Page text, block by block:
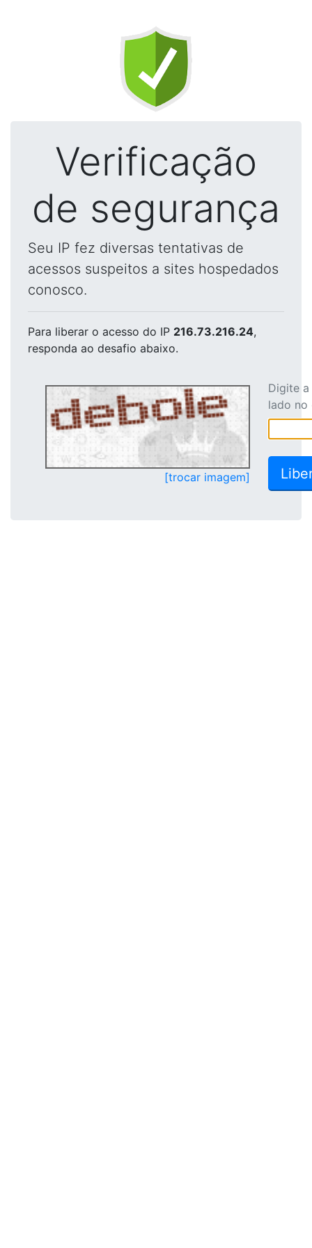
Verificação
de segurança
Seu IP fez diversas tentativas de
acessos suspeitos a sites hospedados
conosco.
Para liberar o acesso do IP 216.73.216.24,
responda ao desafio abaixo.
[trocar imagem]
Digite
lado no